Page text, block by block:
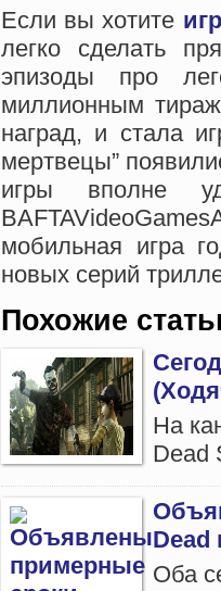
Если вы хотите
легко сделать
эпизоды про
миллионным
наград, и стала
мертвецы”
игры вполне
мобильная игра
новых серий
Похожие
На
Dead
Dead
Оба